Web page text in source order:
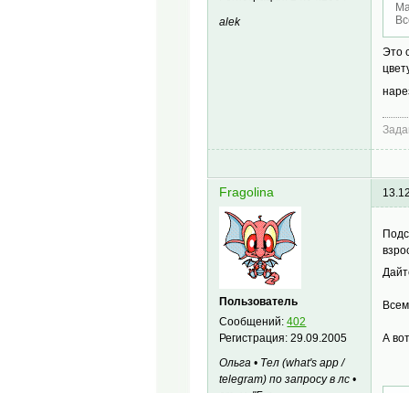
alek
Это
Fragolina
Пользователь
Сообщений:402
Регистрация:29.09.2005
Ольга • Тел (what's app /
telegram) по запросу в лс •
А